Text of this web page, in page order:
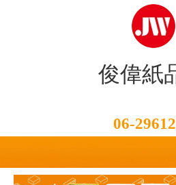
俊偉紙
06-